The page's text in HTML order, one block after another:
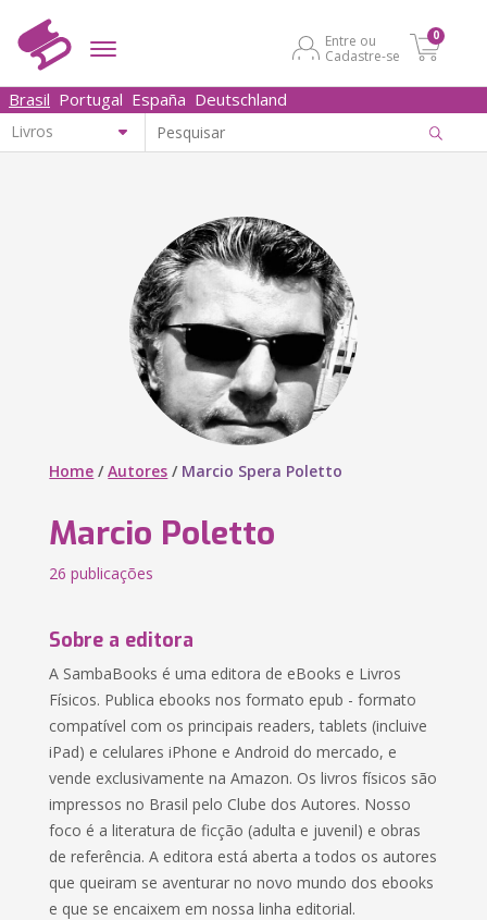
Entre ou
Cadastre-se
0
Brasil Portugal España Deutschland
Home /Autores / Marcio Spera Poletto
Marcio Poletto
26 publicações
Sobre a editora
A SambaBooks é uma editora de eBooks e Livros
Físicos. Publica ebooks nos formato epub - formato
compatível com os principais readers, tablets (incluive
iPad) e celulares iPhone e Android do mercado, e
vende exclusivamente na Amazon. Os livros físicos são
impressos no Brasil pelo Clube dos Autores. Nosso
foco é a literatura de ficção (adulta e juvenil) e obras
de referência. A editora está aberta a todos os autores
que queiram se aventurar no novo mundo dos ebooks
e que se encaixem em nossa linha editorial.